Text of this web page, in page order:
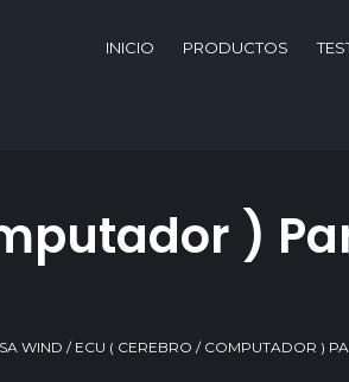
INICIO PRODUCTOS
)
WIND / ECU ( CEREBRO / COMPUTADOR )